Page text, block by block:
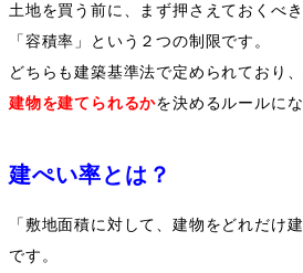
土地を買う前に、まず押さえておくべ
「容積率」という２つの制限です。
どちらも建築基準法で定められており、
建物を建てられるかを決めるルールに
建ぺい率とは？
「敷地面積に対して、建物をどれだけ
です。